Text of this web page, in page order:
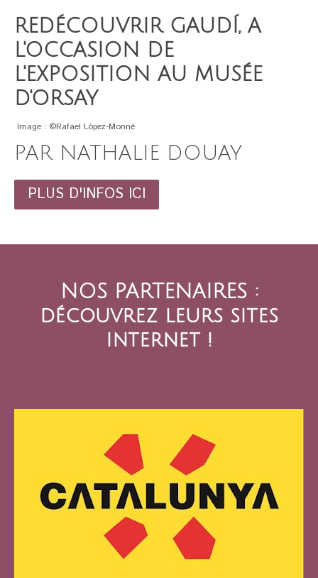
REDÉCOUVRIR GAUDÍ, A
L'OCCASION DE
L'EXPOSITION AU MUSÉE
D'ORSAY
Image : ©Rafael López-Monné
PAR NATHALIE DOUAY
PLUS D'INFOS ICI
NOS PARTENAIRES :
découvrez leurs sites
internet !